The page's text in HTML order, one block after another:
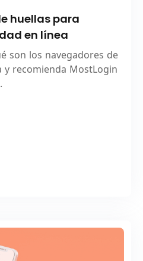
huellas para
en línea
son los navegadores de
y recomienda MostLogin